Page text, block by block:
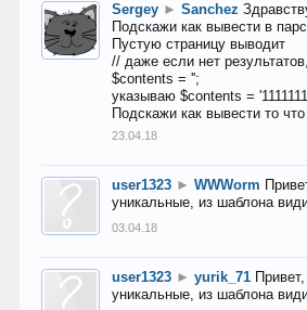
Sergey ► Sanchez
Подскажи как вывести в
Пустую страницу выводит
// даже если нет
$contents = '';
указываю $contents =
Подскажи как вывести то
23.04.18
user1323 ► WWWorm
уникальные, из шаблона
03.04.18
user1323 ► yurik_71
уникальные, из шаблона